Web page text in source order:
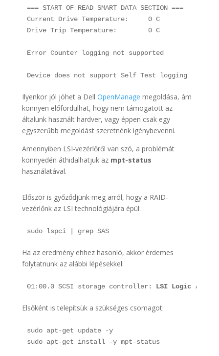
=== START OF READ SMART DATA SECTION ===
Current Drive Temperature:     0 C
Drive Trip Temperature:        0 C
Error Counter logging not supported
Device does not support Self Test logging
Ilyenkor jól jöhet a Dell OpenManage megoldása, ám
könnyen előfordulhat, hogy nem támogatott az
általunk használt hardver, vagy éppen csak egy
egyszerűbb megoldást szeretnénk igénybevenni.
Amennyiben LSI-vezérlőről van szó, a problémát
könnyedén áthidalhatjuk az mpt-status
használatával.
Először is győződjünk meg arról, hogy a RAID-
vezérlőnk az LSI technológiájára épül:
sudo lspci | grep SAS
Ha az eredmény ehhez hasonló, akkor érdemes
folytatnunk az alábbi lépésekkel:
01:00.0 SCSI storage controller: LSI Logic /
Elsőként is telepítsük a szükséges csomagot:
sudo apt-get update -y
sudo apt-get install -y mpt-status